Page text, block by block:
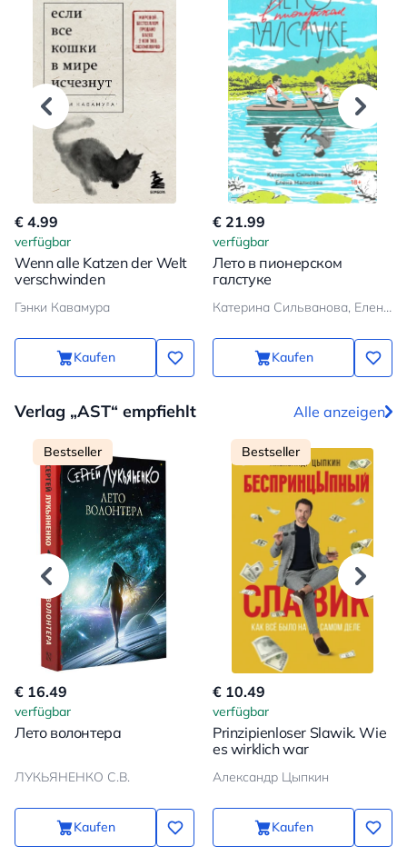
€ 4.99
verfügbar
Wenn alle Katzen der Welt
verschwinden
Гэнки Кавамура
Kaufen
€ 21.99
verfügbar
Лето в пионерском
галстуке
Катерина Сильванова, Елена Малисова
Kaufen
Verlag „AST“ empfiehlt Alle anzeigen
Bestseller
€ 16.49
verfügbar
Лето волонтера
ЛУКЬЯНЕНКО С.В.
Kaufen
Bestseller
€ 10.49
verfügbar
Prinzipienloser Slawik. Wie
es wirklich war
Александр Цыпкин
Kaufen